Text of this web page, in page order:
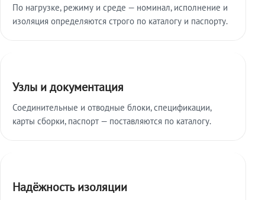
По нагрузке, режиму и среде — номинал, исполнение и
изоляция определяются строго по каталогу и паспорту.
Узлы и документация
Соединительные и отводные блоки, спецификации,
карты сборки, паспорт — поставляются по каталогу.
Надёжность изоляции